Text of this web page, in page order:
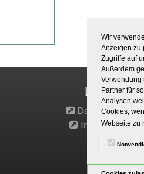
Wir
Anzeigen zu
Zugriffe auf
Außerdem
Verwendung
Partner für
Analysen
Cookies,
Webseite zu
Links
Datenschutz
Impressum